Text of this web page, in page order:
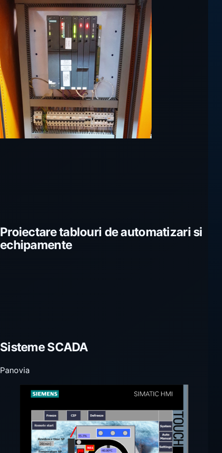
Proiectare tablouri de automatizari si
echipamente
Sisteme SCADA
Panovia